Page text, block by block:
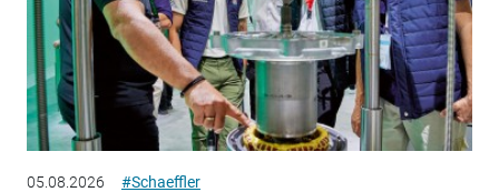
05.08.2026 #Schaeffler